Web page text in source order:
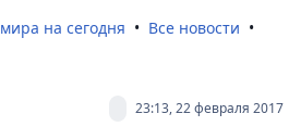
на сегодня
Все новости
23:13, 22 февраля 2017